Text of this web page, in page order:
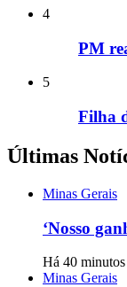
4
PM
5
Filha
Últimas
Minas Gerais
‘Nosso
Há 40 minutos
Minas Gerais